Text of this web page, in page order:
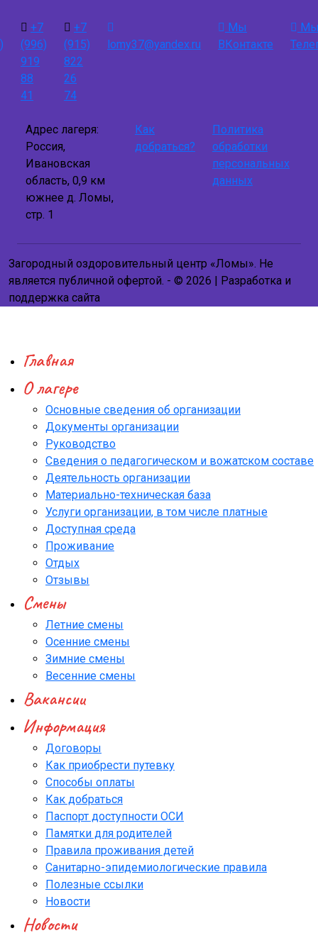
+7
(996)
919
88
41
+7
(915)
822
26
74
lomy37@yandex.ru
Мы
ВКонтакте
Адрес лагеря:
Россия,
Ивановская
область, 0,9 км
южнее д. Ломы,
стр. 1
Как
добраться?
Политика
обработки
персональных
данных
Загородный оздоровительный центр «Ломы». Не
является публичной офертой. - © 2026 | Разработка и
поддержка сайта
Главная
О лагере
Основные сведения об организации
Документы организации
Руководство
Сведения о педагогическом и вожатском составе
Деятельность организации
Материально-техническая база
Услуги организации, в том числе платные
Доступная среда
Проживание
Отдых
Отзывы
Смены
Летние смены
Осенние смены
Зимние смены
Весенние смены
Вакансии
Информация
Договоры
Как приобрести путевку
Способы оплаты
Как добраться
Паспорт доступности ОСИ
Памятки для родителей
Правила проживания детей
Санитарно-эпидемиологические правила
Полезные ссылки
Новости
Новости